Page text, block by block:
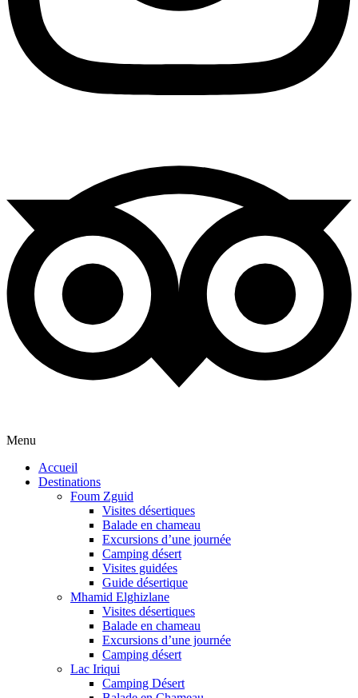
Menu
Accueil
Destinations
Foum Zguid
Visites désertiques
Balade en chameau
Excursions d’une journée
Camping désert
Visites guidées
Guide désertique
Mhamid Elghizlane
Visites désertiques
Balade en chameau
Excursions d’une journée
Camping désert
Lac Iriqui
Camping Désert